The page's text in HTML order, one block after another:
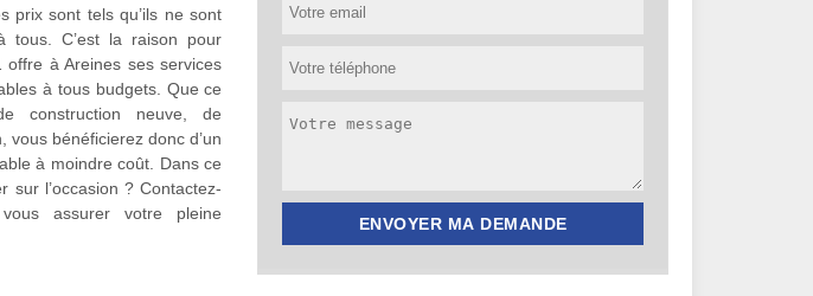
prix sont tels qu’ils ne sont
tous. C’est la raison pour
offre à Areines ses services
à tous budgets. Que ce
construction neuve, de
vous bénéficierez donc d’un
à moindre coût. Dans ce
sur l’occasion ? Contactez-
assurer votre pleine